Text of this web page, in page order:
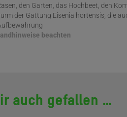
den Garten, das Hochbeet, den
der Gattung Eisenia hortensis, die
beachten
auch gefallen …